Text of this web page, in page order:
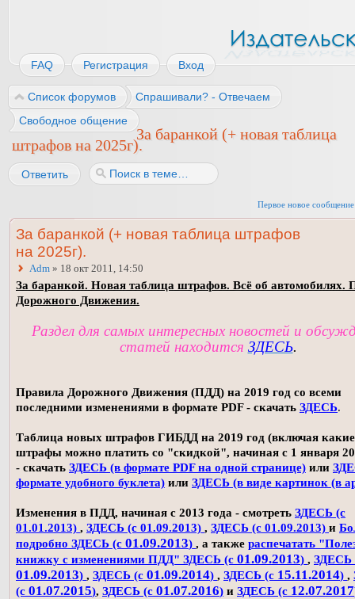
FAQ Регистрация Вход
Список форумов
Спрашивали? - Отвечаем
Свободное общение
За баранкой (+ новая таблица
штрафов на 2025г).
Ответить
Первое новое сообщение
За баранкой (+ новая таблица штрафов
на 2025г).
Adm » 18 окт 2011, 14:50
За баранкой. Новая таблица штрафов. Всё об автомобилях.
Дорожного Движения.
Раздел для самых интересных новостей и
статей находится ЗДЕСЬ.
Правила Дорожного Движения (ПДД) на 2019 год со всеми
последними изменениями в формате PDF - скачать ЗДЕСЬ.
Таблица новых штрафов ГИБДД на 2019 год (включая какие
штрафы можно платить со "скидкой", начиная с 1 января
- скачать ЗДЕСЬ (в формате PDF на одной странице) или
формате удобного буклета) или ЗДЕСЬ (в виде картинок (в
Изменения в ПДД, начиная с 2013 года - смотреть ЗДЕСЬ (с
01.01.2013) , ЗДЕСЬ (с 01.09.2013) , ЗДЕСЬ (с 01.09.2013) и
подробно ЗДЕСЬ (с 01.09.2013) , а также распечатать
книжку с изменениями ПДД" ЗДЕСЬ (с 01.09.2013) , ЗДЕСЬ
01.09.2013) , ЗДЕСЬ (с 01.09.2014) , ЗДЕСЬ (с 15.11.2014) ,
(с 01.07.2015), ЗДЕСЬ (с 01.07.2016) и ЗДЕСЬ (с 12.07.2017